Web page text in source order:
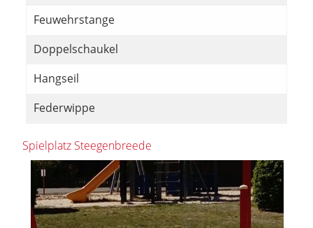
Feuwehrstange
Doppelschaukel
Hangseil
Federwippe
Spielplatz Steegenbreede